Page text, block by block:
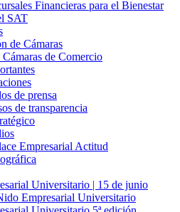
Financieras para el Bienestar
SAT
de Cámaras
Cámaras de Comercio
de prensa
de transparencia
Empresarial Actitud
Universitario | 15 de junio
Empresarial Universitario